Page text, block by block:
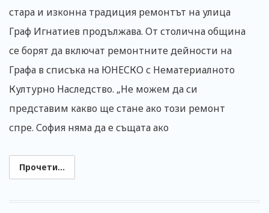
стара и изконна традиция ремонтът на улица
Граф Игнатиев продължава. От столична община
се борят да включат ремонтните дейности на
Графа в списъка на ЮНЕСКО с Нематериалното
Културно Наследство. „Не можем да си
представим какво ще стане ако този ремонт
спре. София няма да е същата ако
Прочети...